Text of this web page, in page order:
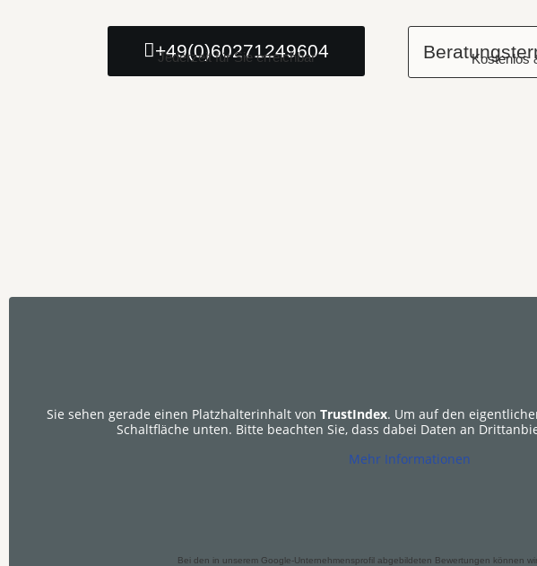
+49(0)60271249604
Jederzeit für Sie erreichbar Kostenlos
Sie sehen gerade einen Platzhalterinhalt vonTrustIndex. Um auf den
Schaltfläche unten. Bitte beachten Sie, dass dabei Daten an
Mehr Informationen
Bei den in unserem Google-Unternehmensprofil abgebildeten Bewertungen können